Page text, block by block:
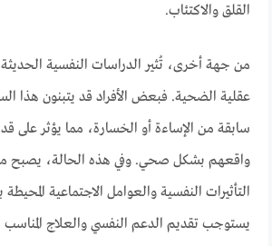
القلق والاكتئاب.
من جهة أخرى، تُثير الدراسات النفسية
عقلية الضحية. فبعض الأفراد قد يتبنون هذا
سابقة من الإساءة أو الخسارة، مما يؤثر على
واقعهم بشكل صحي. وفي هذه الحالة، يصبح
التأثيرات النفسية والعوامل الاجتماعية
يستوجب تقديم الدعم النفسي والعلاج المناسب